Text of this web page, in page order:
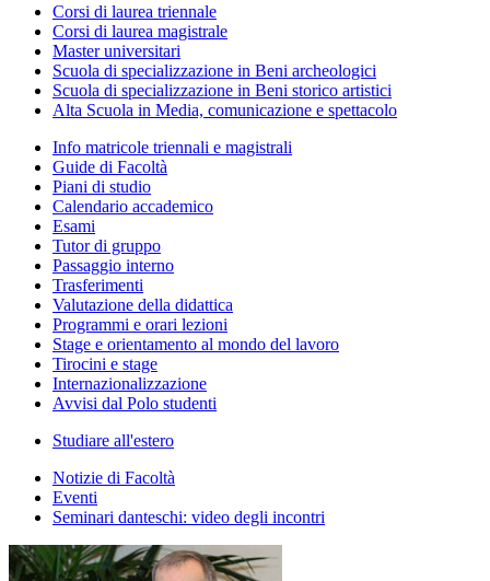
Corsi di laurea triennale
Corsi di laurea magistrale
Master universitari
Scuola di specializzazione in Beni archeologici
Scuola di specializzazione in Beni storico artistici
Alta Scuola in Media, comunicazione e spettacolo
Info matricole triennali e magistrali
Guide di Facoltà
Piani di studio
Calendario accademico
Esami
Tutor di gruppo
Passaggio interno
Trasferimenti
Valutazione della didattica
Programmi e orari lezioni
Stage e orientamento al mondo del lavoro
Tirocini e stage
Internazionalizzazione
Avvisi dal Polo studenti
Studiare all'estero
Notizie di Facoltà
Eventi
Seminari danteschi: video degli incontri